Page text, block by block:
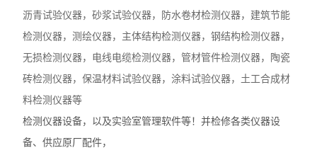
沥青试验仪器，砂浆试验仪器， 防水卷材检测仪器， 建筑节能
检测仪器， 测绘仪器， 主体结构检测仪器，钢结构检测仪器，
无损检测仪器，电线电缆检测仪器，管材管件检测仪器，陶瓷
砖检测仪器，保温材料试验仪器，涂料试验仪器，土工合成材
料检测仪器等
检测仪器设备，以及实验室管理软件等！并检修各类仪器设
备、供应原厂配件，